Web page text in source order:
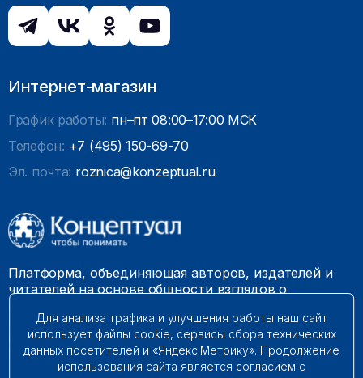
Интернет-магазин
График работы: пн–пт 08:00–17:00 МСК
Телефон: +7 (495) 150-69-70
Эл. почта: roznica@konzeptual.ru
Платформа, объединяющая авторов, издателей и
читателей на основе общности взглядов о
гармоничного мироустройства. Наши книги можно
встретить на многих книготорговых площадках
России.
Для анализа трафика и улучшения работы наш сайт
использует файлы cookie, сервисы сбора технических
данных посетителей и «Яндекс.Метрику». Продолжение
использования сайта является согласием с